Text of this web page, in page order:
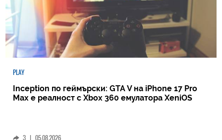
PLAY
Inception по геймърски: GTA V на iPhone 17 Pro
Max е реалност с Xbox 360 емулатора XeniOS
3 | 05.08.2026